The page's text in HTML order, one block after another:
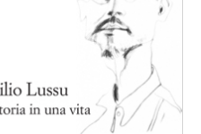
desideri